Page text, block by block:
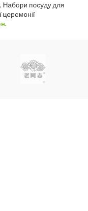
, Набори посуду для
церемонії